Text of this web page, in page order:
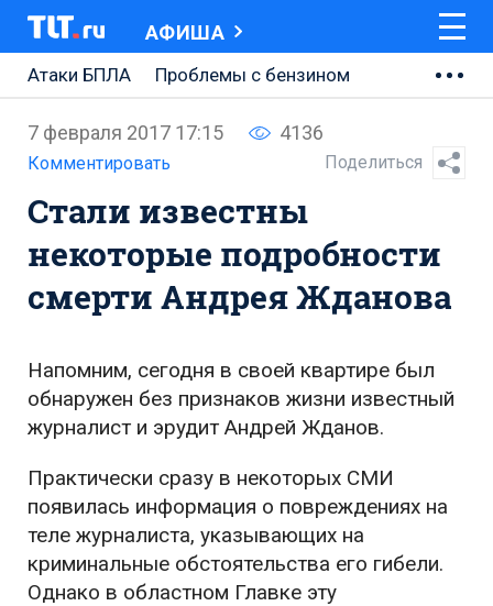
АФИША
Атаки БПЛА
Проблемы с бензином
АВТОВАЗ
Ремонт Центральной площади
Ремонт Обводного шоссе
Набережная Тольятти
Неделя Тольятти
7 февраля 2017 17:15 4136
Комментировать Поделиться
Стали известны
некоторые подробности
смерти Андрея Жданова
Напомним, сегодня в своей квартире был
обнаружен без признаков жизни известный
журналист и эрудит Андрей Жданов.
Практически сразу в некоторых СМИ
появилась информация о повреждениях на
теле журналиста, указывающих на
криминальные обстоятельства его гибели.
Однако в областном Главке эту